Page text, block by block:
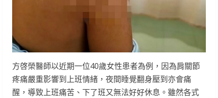
方啓榮醫師以近期一位40歲女性患者為例，因為肩關節
疼痛嚴重影響到上班情緒，夜間睡覺翻身壓到亦會痛
醒，導致上班痛苦、下了班又無法好好休息。雖然各式